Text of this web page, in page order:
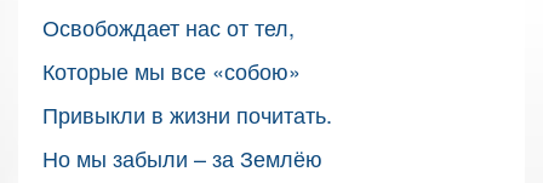
Освобождает нас от тел,
Которые мы все «собою»
Привыкли в жизни почитать.
Но мы забыли – за Землёю